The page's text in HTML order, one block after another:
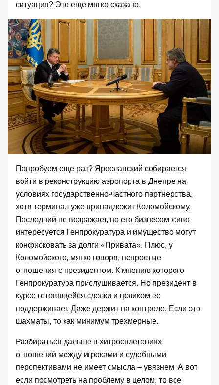
ситуация? Это еще мягко сказано.
Попробуем еще раз? Ярославский собирается
войти в реконструкцию аэропорта в Днепре на
условиях государственно-частного партнерства,
хотя терминал уже принадлежит Коломойскому.
Последний не возражает, но его бизнесом живо
интересуется Генпрокуратура и имущество могут
конфисковать за долги «Привата». Плюс, у
Коломойского, мягко говоря, непростые
отношения с президентом. К мнению которого
Генпрокуратура прислушивается. Но президент в
курсе готовящейся сделки и целиком ее
поддерживает. Даже держит на контроле. Если это
шахматы, то как минимум трехмерные.
Разбираться дальше в хитросплетениях
отношений между игроками и судебными
перспективами не имеет смысла – увязнем. А вот
если посмотреть на проблему в целом, то все